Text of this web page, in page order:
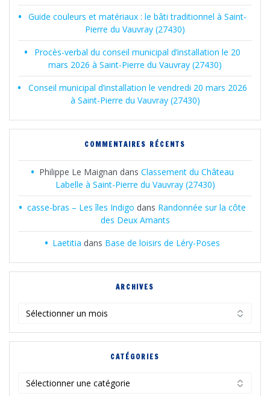
Guide couleurs et matériaux : le bâti traditionnel à Saint-
Pierre du Vauvray (27430)
Procès-verbal du conseil municipal d’installation le 20
mars 2026 à Saint-Pierre du Vauvray (27430)
Conseil municipal d’installation le vendredi 20 mars 2026
à Saint-Pierre du Vauvray (27430)
COMMENTAIRES RÉCENTS
Philippe Le Maignan dans Classement du Château
Labelle à Saint-Pierre du Vauvray (27430)
casse-bras – Les îles Indigo dans Randonnée sur la côte
des Deux Amants
Laetitia dans Base de loisirs de Léry-Poses
ARCHIVES
CATÉGORIES